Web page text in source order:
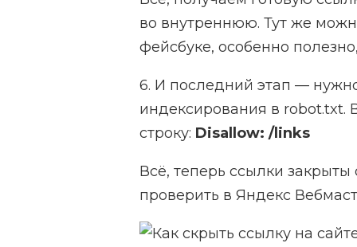
во внутреннюю. Тут же
фейсбуке, особенно
6. И последний этап —
индексирования в robot.txt.
строку: Disallow: /links
Всё, теперь ссылки
проверить в Яндекс